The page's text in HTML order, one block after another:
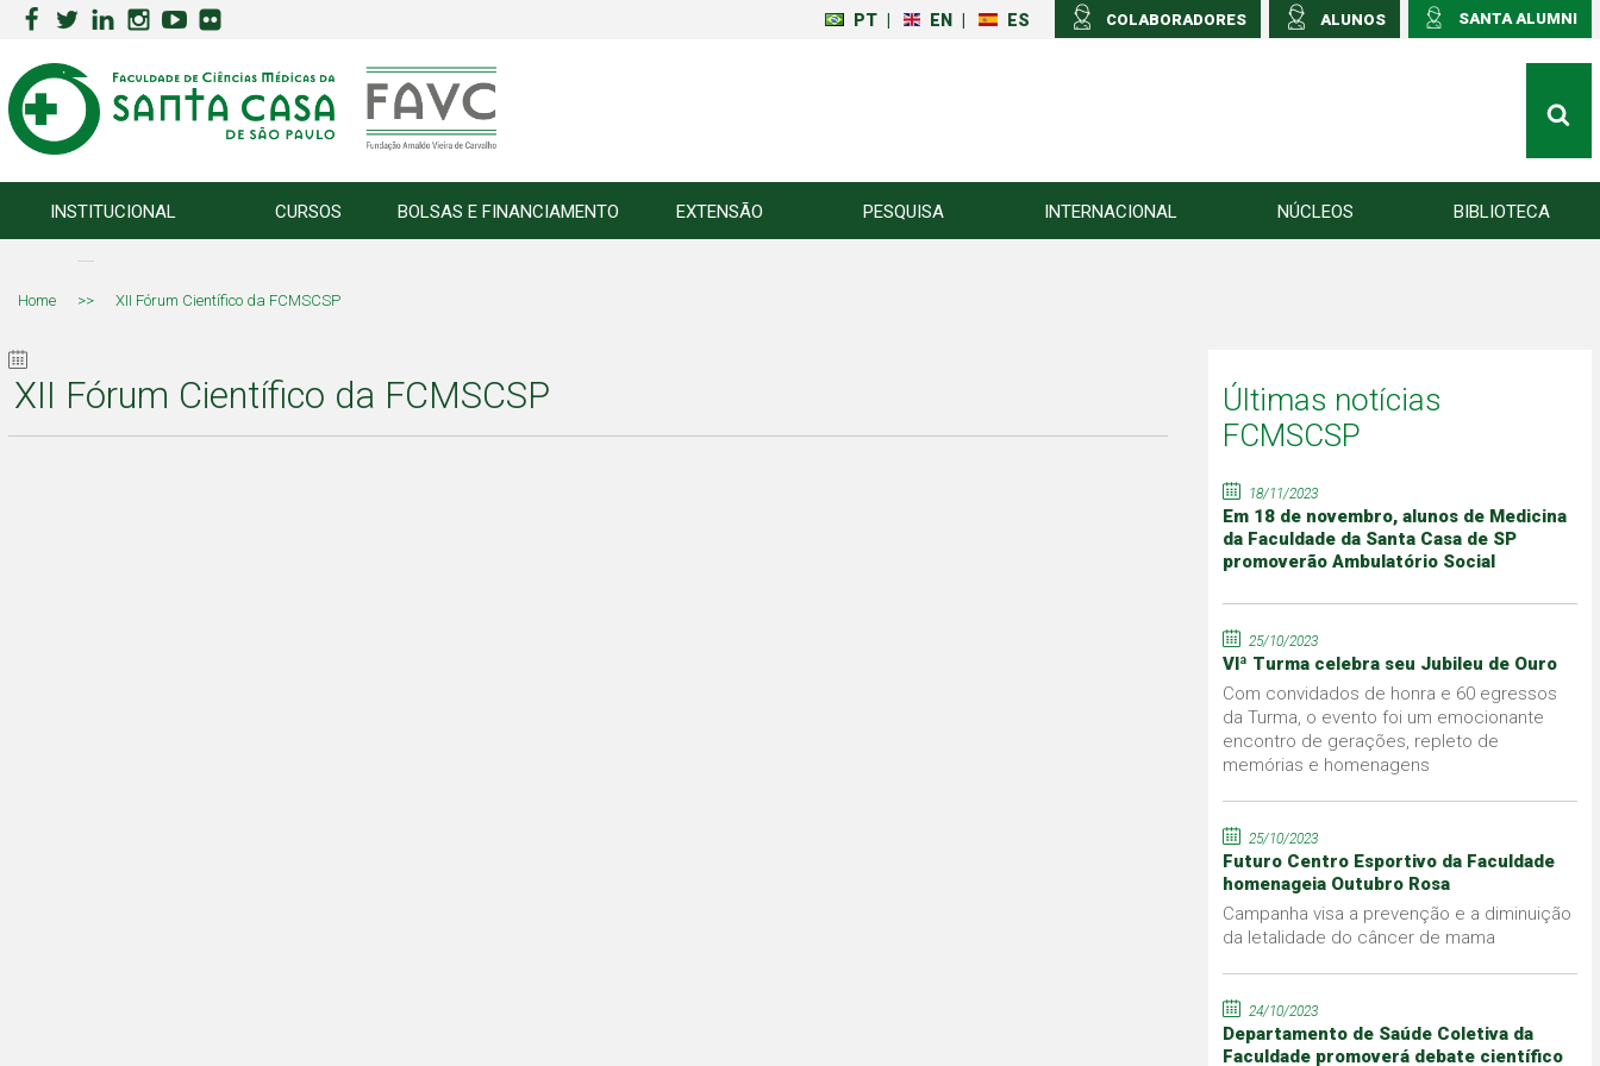
SANTA ALUMNI
ALUNOS
COLABORADORES
PT EN ES
INSTITUCIONAL CURSOS BOLSAS E FINANCIAMENTO EXTENSÃO PESQUISA INTERNACIONAL NÚCLEOS BIBLIOTECA
Home >> XII Fórum Científico da FCMSCSP
XII Fórum Científico da FCMSCSP
Últimas notícias
FCMSCSP
18/11/2023
Em 18 de novembro, alunos de Medicina
da Faculdade da Santa Casa de SP
promoverão Ambulatório Social
25/10/2023
VIª Turma celebra seu Jubileu de Ouro
Com convidados de honra e 60 egressos
da Turma, o evento foi um emocionante
encontro de gerações, repleto de
memórias e homenagens
25/10/2023
Futuro Centro Esportivo da Faculdade
homenageia Outubro Rosa
Campanha visa a prevenção e a diminuição
da letalidade do câncer de mama
24/10/2023
Departamento de Saúde Coletiva da
Faculdade promoverá debate científico